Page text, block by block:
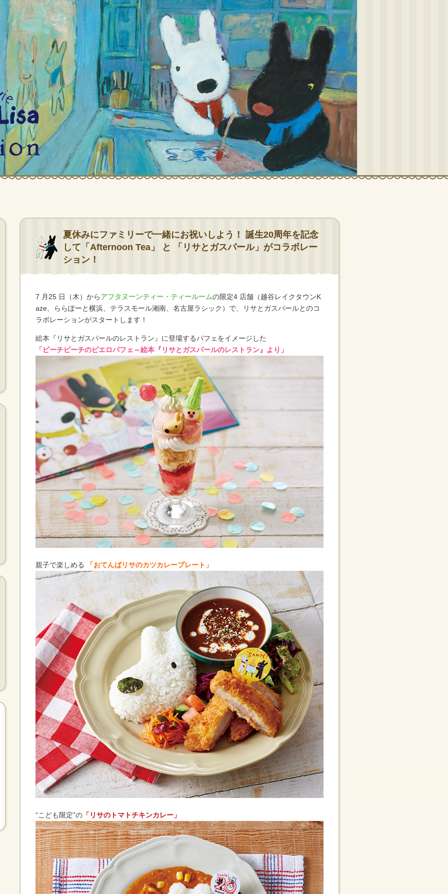
夏休みにファミリーで一緒にお祝いしよう！ 誕生20周年を記念
して「Afternoon Tea」 と 「リサとガスパール」がコラボレー
ション！
7 月25 日（木）からアフタヌーンティー・ティールームの限定4 店舗（越谷レイクタウンK
aze、ららぽーと横浜、テラスモール湘南、名古屋ラシック）で、リサとガスパールとのコ
ラボレーションがスタートします！
絵本『リサとガスパールのレストラン』に登場するパフェをイメージした
「ピーチピーチのピエロパフェ～絵本『リサとガスパールのレストラン』より」
親子で楽しめる 「おてんばリサのカツカレープレート」
“こども限定”の 「リサのトマトチキンカレー」